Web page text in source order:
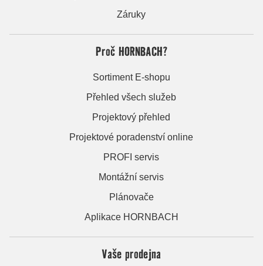
Záruky
Proč HORNBACH?
Sortiment E-shopu
Přehled všech služeb
Projektový přehled
Projektové poradenství online
PROFI servis
Montážní servis
Plánovače
Aplikace HORNBACH
Vaše prodejna